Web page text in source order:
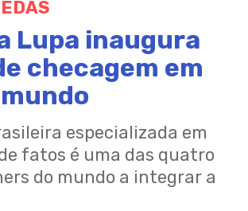
Lupa inaugura
checagem em
especializada em
fatos é uma das quatro
do mundo a integrar a